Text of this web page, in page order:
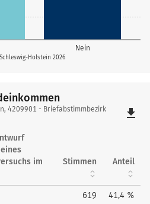
Nein
Holstein 2026
4209901 - Briefabstimmbezirk
file_download
im
Stimmen Anteil
619 41,4 %